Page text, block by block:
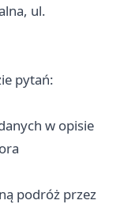
ul.
pytań:
w opisie
podróż przez